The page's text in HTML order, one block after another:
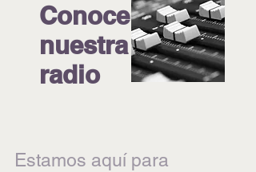
Conoce
nuestra
radio
Estamos aquí para